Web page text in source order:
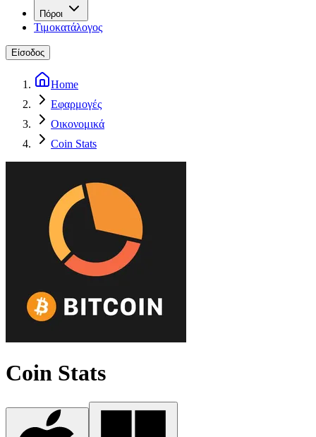
Πόροι
Τιμοκατάλογος
Είσοδος
Home
Εφαρμογές
Οικονομικά
Coin Stats
Coin Stats